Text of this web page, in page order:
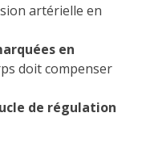
artérielle en
en
doit compenser
de régulation